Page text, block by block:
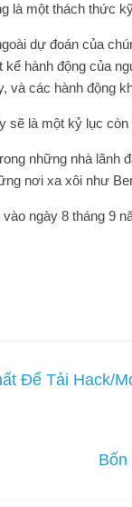
là một thách thức
dự đoán của
hành động của
và các hành động
sẽ là một kỷ lục
những nhà lãnh
nơi xa xôi như
ngày 8 tháng 9
Để Tải Hack/
Bốn